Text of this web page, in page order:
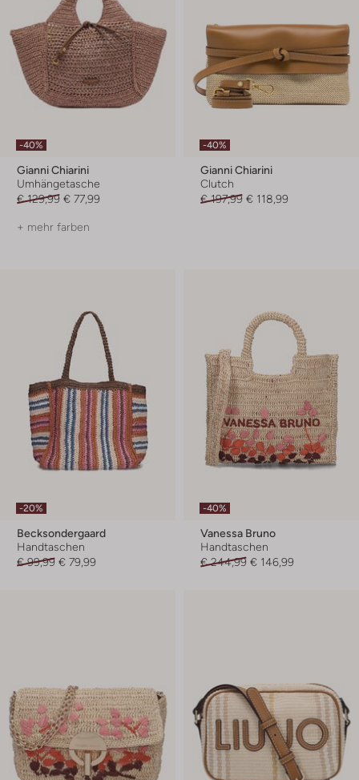
-40%
Gianni Chiarini
Umhängetasche
€ 129,99 € 77,99
+ mehr farben
-40%
Gianni Chiarini
Clutch
€ 197,99 € 118,99
-20%
Becksondergaard
Handtaschen
€ 99,99 € 79,99
-40%
Vanessa Bruno
Handtaschen
€ 244,99 € 146,99